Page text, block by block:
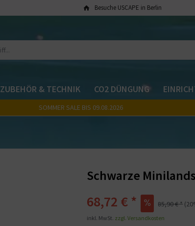
Besuche USCAPE in Berlin
ZUBEHÖR & TECHNIK CO2 DÜNGUNG
SOMMER SALE BIS 09.08.2026
Schwarze
68,72 € * 85,90 € *
inkl. MwSt. zzgl. Versandkosten